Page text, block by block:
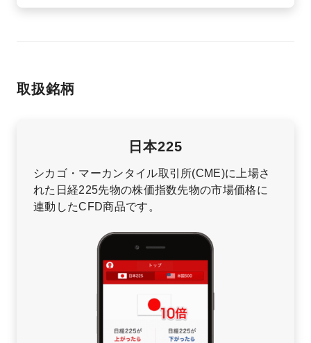
取扱銘柄
日本225
シカゴ・マーカンタイル取引所(CME)に上場さ
れた日経225先物の株価指数先物の市場価格に
連動したCFD商品です。